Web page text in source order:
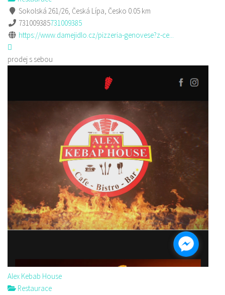
Sokolská 261/26, Česká Lípa, Česko 0.05 km
731009385731009385
https://www.damejidlo.cz/pizzeria-genovese?z-ce...
prodej s sebou
Alex Kebab House
Restaurace